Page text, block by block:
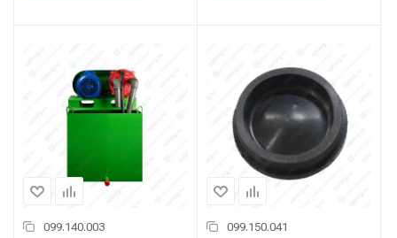
099.140.003 099.150.041